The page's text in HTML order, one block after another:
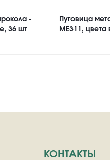
-
36 шт
Пуговица
ME311,
КОНТАКТЫ